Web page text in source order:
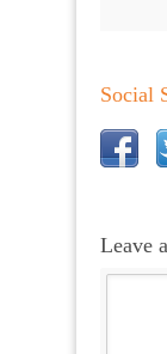
Social
Leave